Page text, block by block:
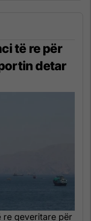
të re për
detar
re qeveritare për